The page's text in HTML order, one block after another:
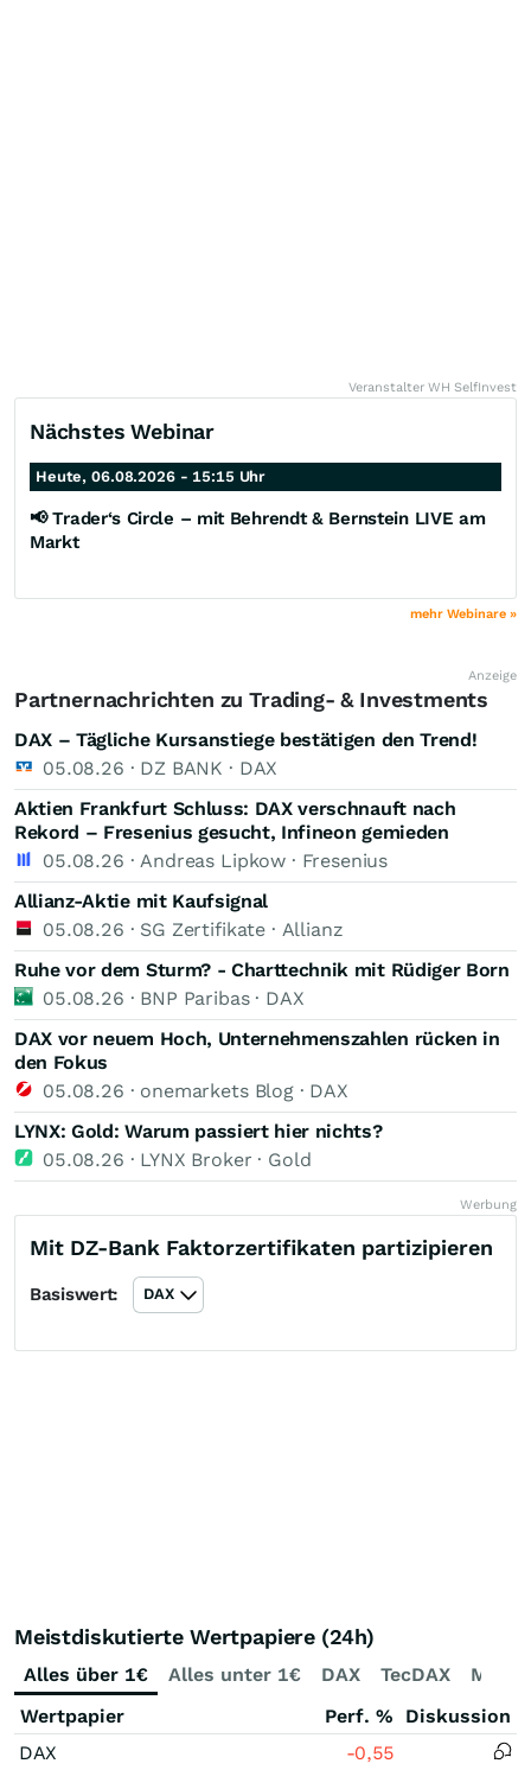
Veranstalter WH SelfInvest
Nächstes Webinar
Heute, 06.08.2026 - 15:15 Uhr
📢 Trader‘s Circle – mit Behrendt & Bernstein LIVE am
Markt
mehr Webinare »
Anzeige
Partnernachrichten zu Trading- & Investments
DAX – Tägliche Kursanstiege bestätigen den Trend!
05.08.26 · DZ BANK · DAX
Aktien Frankfurt Schluss: DAX verschnauft nach
Rekord – Fresenius gesucht, Infineon gemieden
05.08.26 · Andreas Lipkow · Fresenius
Allianz-Aktie mit Kaufsignal
05.08.26 · SG Zertifikate · Allianz
Ruhe vor dem Sturm? - Charttechnik mit Rüdiger Born
05.08.26 · BNP Paribas· DAX
DAX vor neuem Hoch, Unternehmenszahlen rücken in
den Fokus
05.08.26 · onemarkets Blog· DAX
LYNX: Gold: Warum passiert hier nichts?
05.08.26 · LYNX Broker · Gold
Werbung
Mit DZ-Bank Faktorzertifikaten partizipieren
Basiswert: DAX
Meistdiskutierte Wertpapiere (24h)
Alles über 1€ Alles unter 1€ DAX TecDAX
MDAX
Wertpapier
Perf. %
Diskussion
DAX
-0,55